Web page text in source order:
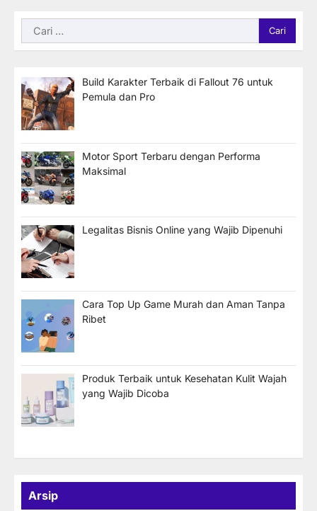
Cari
untuk:
Build Karakter Terbaik di Fallout 76 untuk
Pemula dan Pro
Motor Sport Terbaru dengan Performa
Maksimal
Legalitas Bisnis Online yang Wajib Dipenuhi
Cara Top Up Game Murah dan Aman Tanpa
Ribet
Produk Terbaik untuk Kesehatan Kulit Wajah
yang Wajib Dicoba
Arsip